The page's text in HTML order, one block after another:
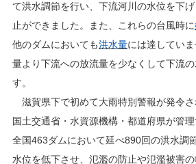
て洪水調節を行い、下流河川の水位を下
止ができました。また、これらの台風時に
他のダムにおいても洪水量には達してい
量より下流への放流量を少なくして下流
す。
滋賀県下で初めて大雨特別警報が発令
国土交通省・水資源機構・都道府県が管
全国463ダムにおいて延べ890回の洪水調
水位を低下させ、氾濫の防止や氾濫被害